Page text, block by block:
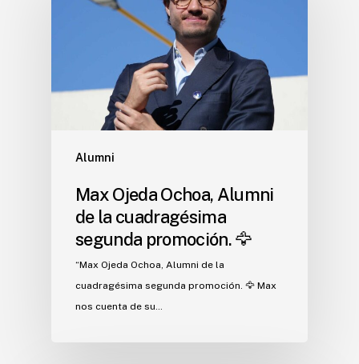
Alumni
Max Ojeda Ochoa, Alumni
de la cuadragésima
segunda promoción. 🦅
“Max Ojeda Ochoa, Alumni de la
cuadragésima segunda promoción. 🦅 Max
nos cuenta de su…